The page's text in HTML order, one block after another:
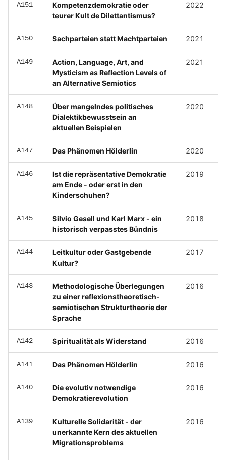
A151
Kompetenzdemokratie oder
teurer Kult de Dilettantismus?
2022
A150 Sachparteien statt Machtparteien 2021
A149
Action, Language, Art, and
Mysticism as Reflection Levels of
an Alternative Semiotics
2021
A148
Über mangelndes politisches
Dialektikbewusstsein an
aktuellen Beispielen
2020
A147 Das Phänomen Hölderlin 2020
A146
Ist die repräsentative Demokratie
am Ende - oder erst in den
Kinderschuhen?
2019
A145
Silvio Gesell und Karl Marx - ein
historisch verpasstes Bündnis
2018
A144
Leitkultur oder Gastgebende
Kultur?
2017
A143
Methodologische Überlegungen
zu einer reflexionstheoretisch-
semiotischen Strukturtheorie der
Sprache
2016
A142 Spiritualität als Widerstand 2016
A141 Das Phänomen Hölderlin 2016
A140
Die evolutiv notwendige
Demokratierevolution
2016
A139
Kulturelle Solidarität - der
unerkannte Kern des aktuellen
Migrationsproblems
2016